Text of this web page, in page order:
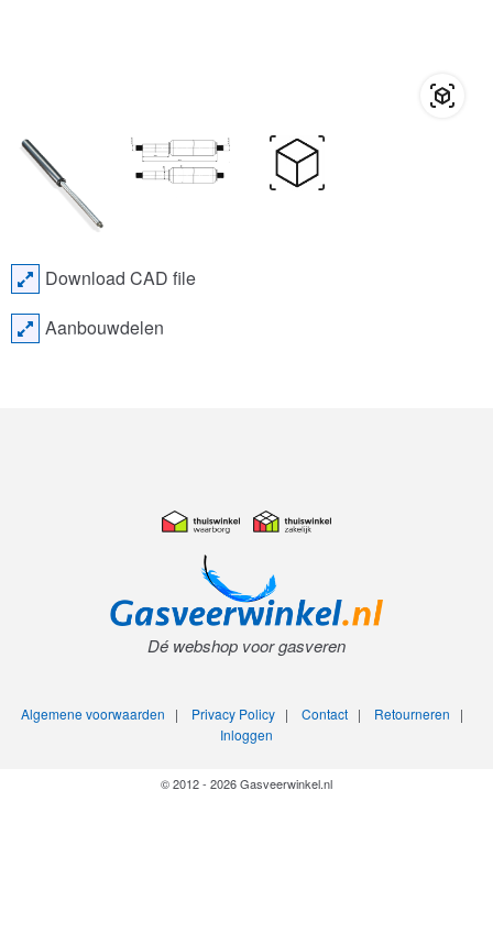
Download CAD file
Aanbouwdelen
Dé webshop voor gasveren
Algemene voorwaarden | Privacy Policy| Contact| Retourneren |
Inloggen
© 2012 - 2026 Gasveerwinkel.nl